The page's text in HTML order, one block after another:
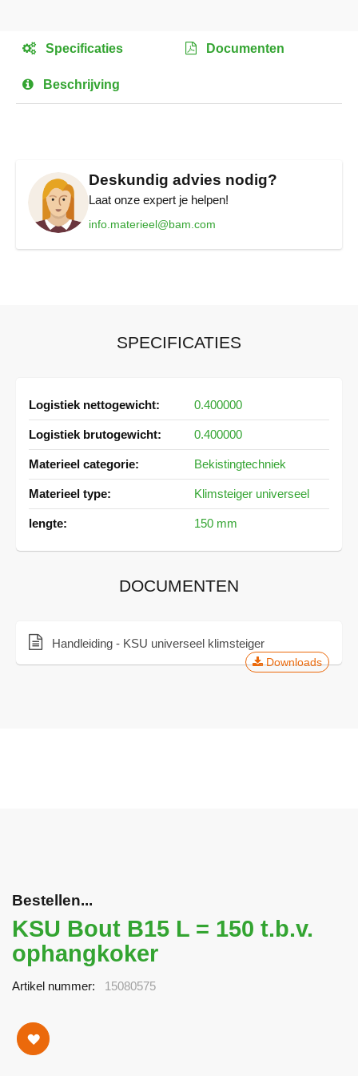
begin
de
afbeeldingen-
Specificaties Documenten
Beschrijving
Deskundig advies nodig?
Laat onze expert je helpen!
info.materieel@bam.com
SPECIFICATIES
Meer
informatie
0.400000
0.400000
Bekistingtechniek
Klimsteiger universeel
150 mm
DOCUMENTEN
Handleiding - KSU universeel klimsteiger
Downloads
Bestellen...
KSU Bout B15 L = 150 t.b.v.
ophangkoker
Artikel nummer 15080575